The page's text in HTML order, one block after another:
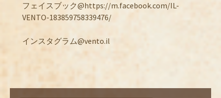
フェイスブック@https://m.facebook.com/IL-
VENTO-183859758339476/
インスタグラム@vento.il